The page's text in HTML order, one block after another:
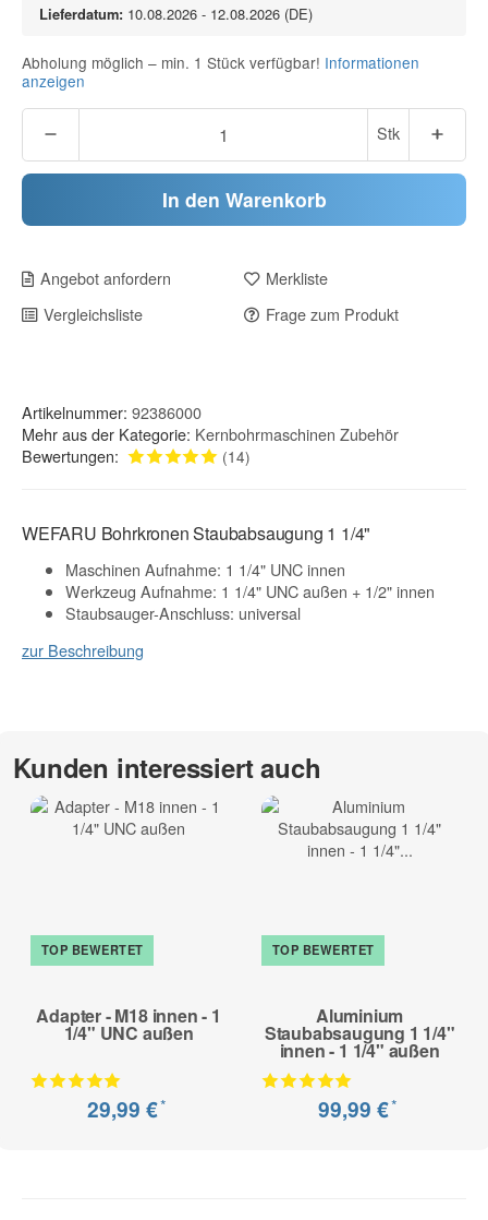
Lieferdatum: 10.08.2026 - 12.08.2026 (DE)
Abholung möglich – min. 1 Stück verfügbar! Informationen
anzeigen
Stk
In den Warenkorb
Angebot anfordern
Merkliste
Vergleichsliste
Frage zum Produkt
Artikelnummer: 92386000
Mehr aus der Kategorie: Kernbohrmaschinen Zubehör
Bewertungen:
(14)
WEFARU Bohrkronen Staubabsaugung 1 1/4"
Maschinen Aufnahme: 1 1/4" UNC innen
Werkzeug Aufnahme: 1 1/4" UNC außen + 1/2" innen
Staubsauger-Anschluss: universal
zur Beschreibung
Kunden interessiert auch
TOP BEWERTET
Adapter - M18 innen - 1
1/4" UNC außen
29,99 €*
TOP BEWERTET
Aluminium
Staubabsaugung 1 1/4"
innen - 1 1/4" außen
99,99 €*